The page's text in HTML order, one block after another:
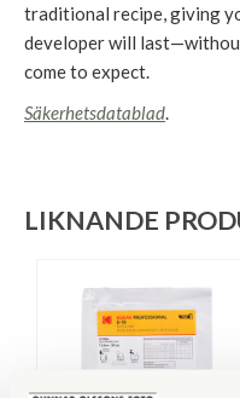
traditional recipe, giving
developer will
come to expect.
Säkerhetsdatablad.
LIKNANDE